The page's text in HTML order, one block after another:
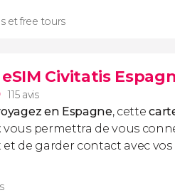
et free tours
Civitatis
115 avis
en Espagne, cette
vous permettra de vous
de garder contact avec vos